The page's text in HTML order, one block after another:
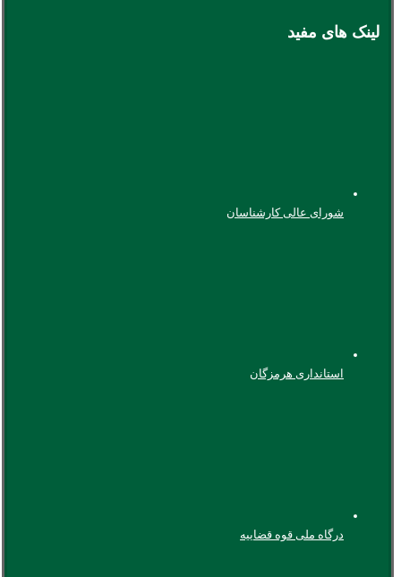
لینک های مفید
شورای عالی کارشناسان
استانداری هرمزگان
درگاه ملی قوه قضاییه